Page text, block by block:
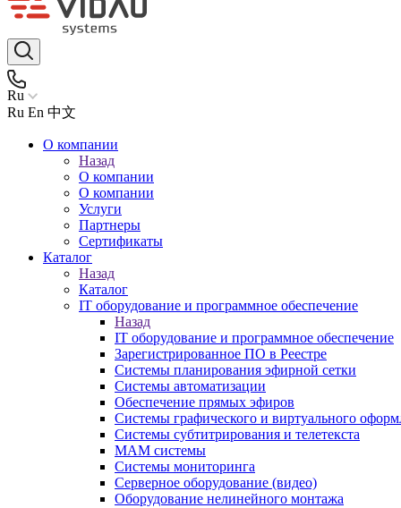
Ru
Ru En 中文
О компании
Назад
О компании
О компании
Услуги
Партнеры
Сертификаты
Каталог
Назад
Каталог
IT оборудование и программное обеспечение
Назад
IT оборудование и программное обеспечение
Зарегистрированное ПО в Реестре
Системы планирования эфирной сетки
Системы автоматизации
Обеспечение прямых эфиров
Системы графического и виртуального
Системы субтитрирования и телетекста
MAM системы
Системы мониторинга
Серверное оборудование (видео)
Оборудование нелинейного монтажа